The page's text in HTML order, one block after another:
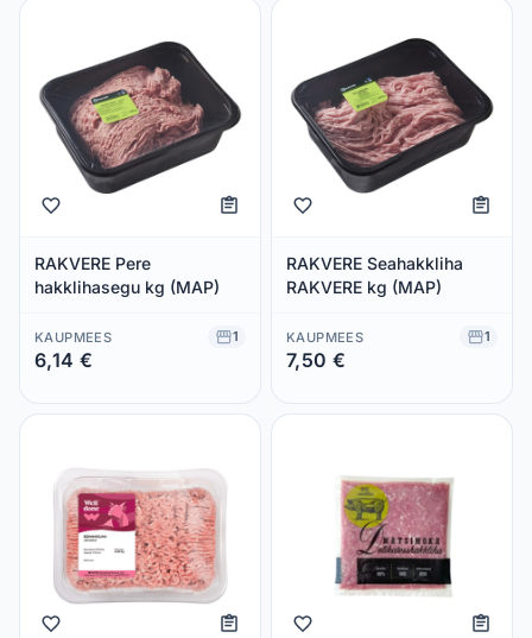
RAKVERE Pere
hakklihasegu kg (MAP)
KAUPMEES 1
6,14 €
RAKVERE Seahakkliha
RAKVERE kg (MAP)
KAUPMEES 1
7,50 €